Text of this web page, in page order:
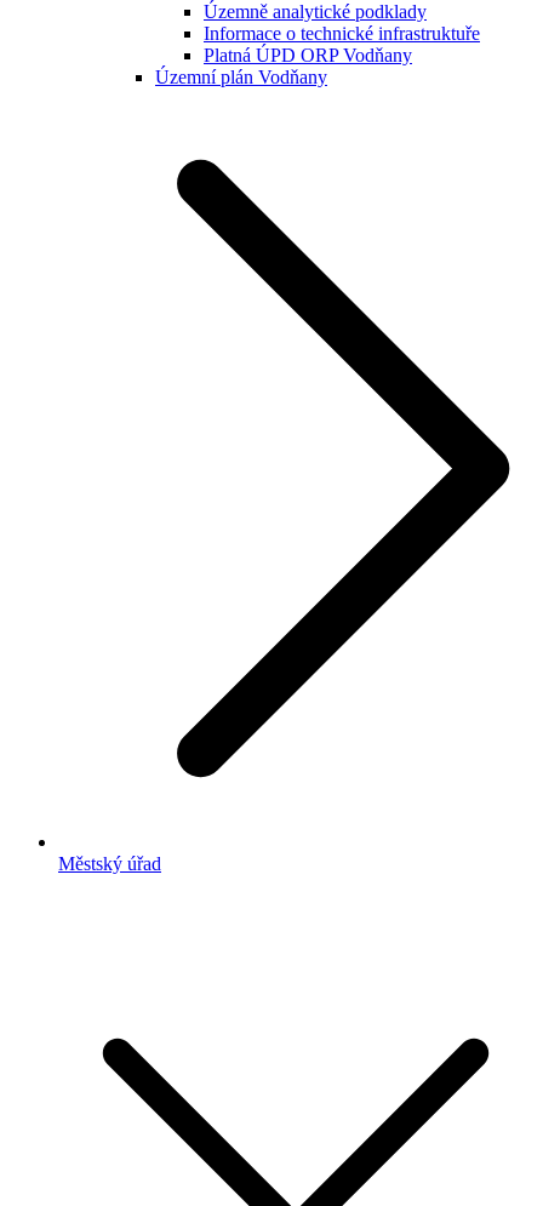
Územně analytické podklady
Informace o technické infrastruktuře
Platná ÚPD ORP Vodňany
Územní plán Vodňany
Městský úřad